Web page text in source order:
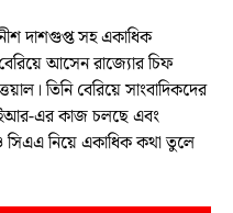
দাশগুপ্ত সহ একাধিক
আসেন রাজ্যোর চিফ
তিনি বেরিয়ে সাংবাদিকদের
এর কাজ চলছে এবং
নিয়ে একাধিক কথা তুলে